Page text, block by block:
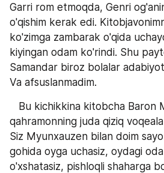
Garri rom etmoqda, Genri
o'qishim kerak edi.
ko'zimga zambarak o'qida
kiyingan odam ko'rindi. Shu
Samandar biroz bolalar
Va afsuslanmadim.
qahramonning juda qiziq
Siz Myunxauzen bilan doim
gohida oyga uchasiz, oydagi
o'xshatasiz, pishloqli shaharga